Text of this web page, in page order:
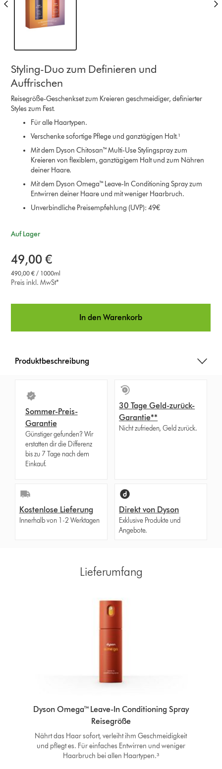
Styling-Duo zum Definieren und
Auffrischen
Reisegröße-Geschenkset zum Kreieren geschmeidiger, definierter
Styles zum Fest.
Für alle Haartypen.
Verschenke sofortige Pflege und ganztägigen Halt.¹
Mit dem Dyson Chitosan™ Multi-Use Stylingspray zum
Kreieren von flexiblem, ganztägigem Halt und zum Nähren
deiner Haare.
Mit dem Dyson Omega™ Leave-In Conditioning Spray zum
Entwirren deiner Haare und mit weniger Haarbruch.
Unverbindliche Preisempfehlung (UVP): 49€
Auf Lager
49,00 €
490,00 € / 1000ml
Preis inkl. MwSt*
In den Warenkorb
Produktbeschreibung
Sommer-Preis-
Garantie
Günstiger gefunden? Wir
erstatten dir die Differenz
bis zu 7 Tage nach dem
Einkauf.
30 Tage Geld-zurück-
Garantie**
Nicht zufrieden, Geld zurück.
Kostenlose Lieferung
Innerhalb von 1-2 Werktagen
Direkt von Dyson
Exklusive Produkte und
Angebote.
Lieferumfang
Dyson Omega™ Leave-In Conditioning Spray
Reisegröße
Nährt das Haar sofort, verleiht ihm Geschmeidigkeit
und pflegt es. Für einfaches Entwirren und weniger
Haarbruch bei allen Haartypen.³